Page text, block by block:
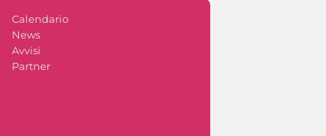
Calendario
News
Avvisi
Partner